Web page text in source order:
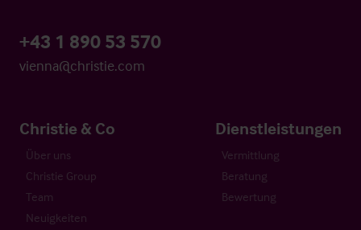
+43 1 890 53 570
vienna@christie.com
Christie & Co
Über uns
Christie Group
Team
Neuigkeiten
Dienstleistungen
Vermittlung
Beratung
Bewertung